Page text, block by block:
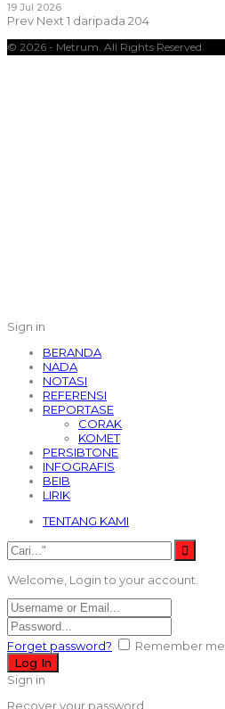
19 Jul 2026
Prev Next1 daripada 204
© 2026 - Metrum. All Rights Reserved.
Sign in
BERANDA
NADA
NOTASI
REFERENSI
REPORTASE
CORAK
KOMET
PERSIBTONE
INFOGRAFIS
BEIB
LIRIK
TENTANG KAMI
Welcome, Login to your account.
Forget password? Remember me
Sign in
Recover your password.